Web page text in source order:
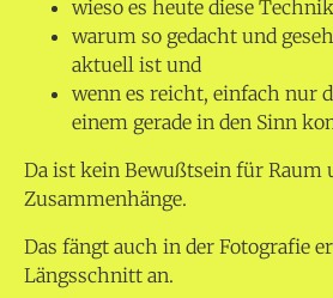
wieso es heute diese
warum so gedacht und
aktuell ist und
wenn es reicht, einfach nur
einem gerade in den Sinn
Da ist kein Bewußtsein für Raum
Zusammenhänge.
Das fängt auch in der Fotografie
Längsschnitt an.